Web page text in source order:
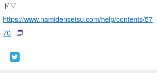
ド▽
https://www.namidensetsu.com/help/contents/57
70